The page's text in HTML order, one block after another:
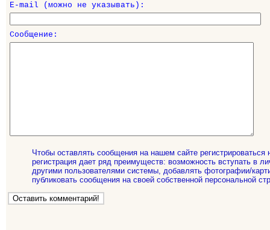
E-mail (можно не указывать):
Сообщение:
Чтобы оставлять сообщения на нашем сайте регистрироваться
регистрация дает ряд преимуществ: возможность вступать в
другими пользователями системы, добавлять фотографии/
публиковать сообщения на своей собственной персональной